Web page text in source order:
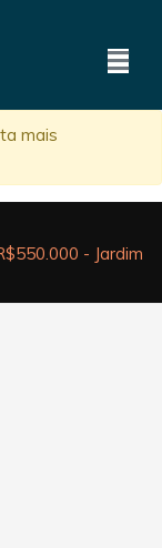
mais
- Jardim